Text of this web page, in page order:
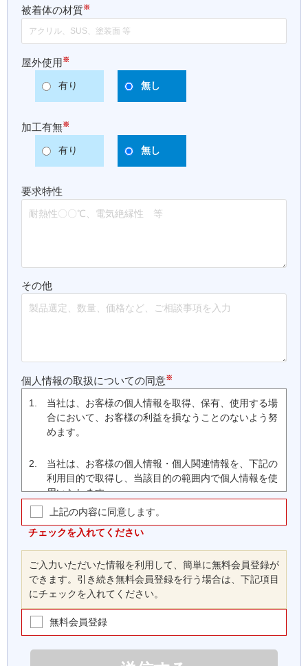
被着体の材質※
屋外使用※
有り 無し
加工有無※
有り 無し
要求特性
その他
個人情報の取扱についての同意※
1.
当社は、お客様の個人情報を取得、保有、使用する場
合において、お客様の利益を損なうことのないよう努
めます。
2.
当社は、お客様の個人情報・個人関連情報を、下記の
利用目的で取得し、当該目的の範囲内で個人情報を使
用いたします。
(1)
お客様の会員登録、ご注文・支払いの処理、商
品の配送、取引履歴管理、当社ウェブサイト・
の提供、維持、保護及び改善のため
(2)
お客様に対する、郵送、ファクシミリまたは電
子メールによる当社製品やサービス、キャンペ
ーンの広告宣伝等、お客様に有用な情報の提供
のため
(3)
当社ウェブサイト及び本サービスに対するお客
様からのお問い合わせ、要望、苦情等に対する
上記の内容に同意します。
チェックを入れてください
ご入力いただいた情報を利用して、簡単に無料会員登録が
できます。引き続き無料会員登録を行う場合は、下記項目
にチェックを入れてください。
無料会員登録